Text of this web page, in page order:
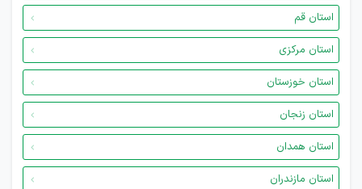
استان قم
استان مرکزی
استان خوزستان
استان زنجان
استان همدان
استان مازندران